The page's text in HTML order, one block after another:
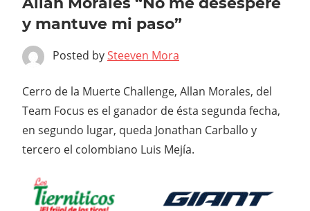
y mantuve mi paso”
Posted bySteeven Mora
Cerro de la Muerte Challenge, Allan Morales, del
Team Focus es el ganador de ésta segunda fecha,
en segundo lugar, queda Jonathan Carballo y
tercero el colombiano Luis Mejía.